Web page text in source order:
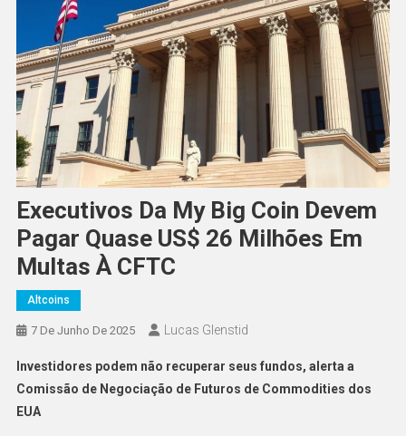
Executivos Da My Big Coin Devem
Pagar Quase US$ 26 Milhões Em
Multas À CFTC
Altcoins
7 De Junho De 2025 Lucas Glenstid
Investidores podem não recuperar seus fundos, alerta a
Comissão de Negociação de Futuros de Commodities dos
EUA